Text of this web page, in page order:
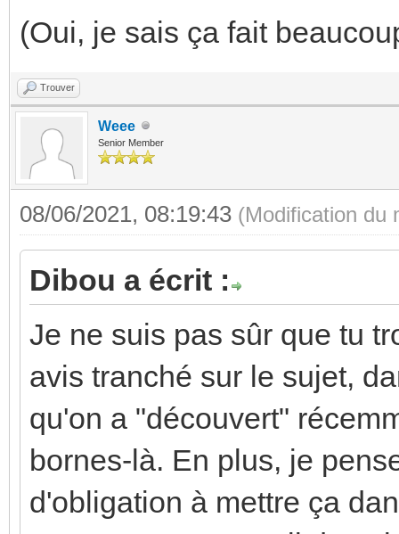
(Oui, je sais ça fait
Trouver
Weee
Senior Member
08/06/2021, 08:19:43 (Modification du
Dibou a écrit :
Je ne suis pas sûr que tu
avis tranché sur le sujet,
qu'on a "découvert"
bornes-là. En plus, je
d'obligation à mettre ça